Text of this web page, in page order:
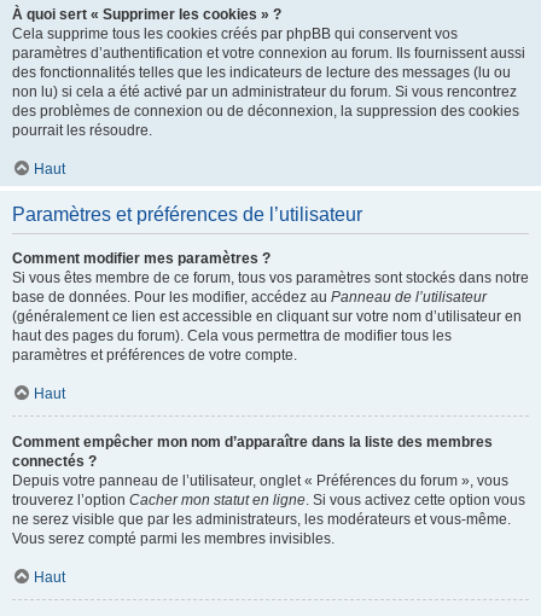
À quoi sert « Supprimer les cookies » ?
Cela supprime tous les cookies créés par phpBB qui conservent vos
paramètres d’authentification et votre connexion au forum. Ils fournissent aussi
des fonctionnalités telles que les indicateurs de lecture des messages (lu ou
non lu) si cela a été activé par un administrateur du forum. Si vous rencontrez
des problèmes de connexion ou de déconnexion, la suppression des cookies
pourrait les résoudre.
Haut
Paramètres et préférences de l’utilisateur
Comment modifier mes paramètres ?
Si vous êtes membre de ce forum, tous vos paramètres sont stockés dans notre
base de données. Pour les modifier, accédez au Panneau de l’utilisateur
(généralement ce lien est accessible en cliquant sur votre nom d’utilisateur en
haut des pages du forum). Cela vous permettra de modifier tous les
paramètres et préférences de votre compte.
Haut
Comment empêcher mon nom d’apparaître dans la liste des membres
connectés ?
Depuis votre panneau de l’utilisateur, onglet « Préférences du forum », vous
trouverez l’option Cacher mon statut en ligne. Si vous activez cette option vous
ne serez visible que par les administrateurs, les modérateurs et vous-même.
Vous serez compté parmi les membres invisibles.
Haut